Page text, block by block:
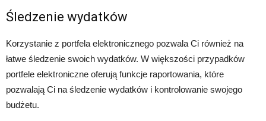
Śledzenie wydatków
Korzystanie z portfela elektronicznego pozwala Ci również na
łatwe śledzenie swoich wydatków. W większości przypadków
portfele elektroniczne oferują funkcje raportowania, które
pozwalają Ci na śledzenie wydatków i kontrolowanie swojego
budżetu.